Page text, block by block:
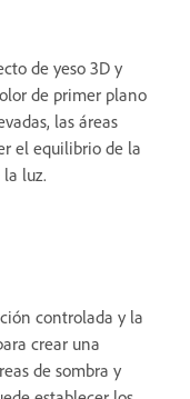
de yeso 3D y
de primer plano
las áreas
el equilibrio de la
luz.
controlada y la
crear una
de sombra y